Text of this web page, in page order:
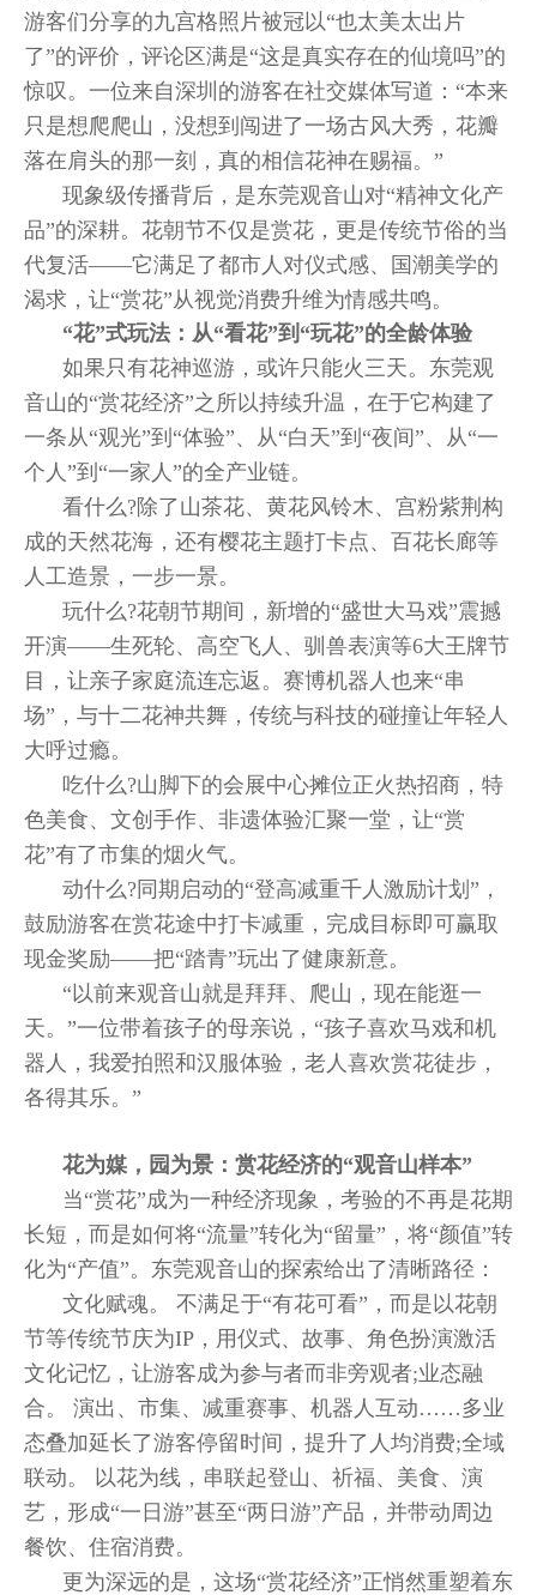
游客们分享的九宫格照片被冠以“也太美太出片
了”的评价，评论区满是“这是真实存在的仙境吗”的
惊叹。一位来自深圳的游客在社交媒体写道：“本来
只是想爬爬山，没想到闯进了一场古风大秀，花瓣
落在肩头的那一刻，真的相信花神在赐福。”
现象级传播背后，是东莞观音山对“精神文化产
品”的深耕。花朝节不仅是赏花，更是传统节俗的当
代复活——它满足了都市人对仪式感、国潮美学的
渴求，让“赏花”从视觉消费升维为情感共鸣。
“花”式玩法：从“看花”到“玩花”的全龄体验
如果只有花神巡游，或许只能火三天。东莞观
音山的“赏花经济”之所以持续升温，在于它构建了
一条从“观光”到“体验”、从“白天”到“夜间”、从“一
个人”到“一家人”的全产业链。
看什么?除了山茶花、黄花风铃木、宫粉紫荆构
成的天然花海，还有樱花主题打卡点、百花长廊等
人工造景，一步一景。
玩什么?花朝节期间，新增的“盛世大马戏”震撼
开演——生死轮、高空飞人、驯兽表演等6大王牌节
目，让亲子家庭流连忘返。赛博机器人也来“串
场”，与十二花神共舞，传统与科技的碰撞让年轻人
大呼过瘾。
吃什么?山脚下的会展中心摊位正火热招商，特
色美食、文创手作、非遗体验汇聚一堂，让“赏
花”有了市集的烟火气。
动什么?同期启动的“登高减重千人激励计划”，
鼓励游客在赏花途中打卡减重，完成目标即可赢取
现金奖励——把“踏青”玩出了健康新意。
“以前来观音山就是拜拜、爬山，现在能逛一
天。”一位带着孩子的母亲说，“孩子喜欢马戏和机
器人，我爱拍照和汉服体验，老人喜欢赏花徒步，
各得其乐。”
花为媒，园为景：赏花经济的“观音山样本”
当“赏花”成为一种经济现象，考验的不再是花期
长短，而是如何将“流量”转化为“留量”，将“颜值”转
化为“产值”。东莞观音山的探索给出了清晰路径：
文化赋魂。 不满足于“有花可看”，而是以花朝
节等传统节庆为IP，用仪式、故事、角色扮演激活
文化记忆，让游客成为参与者而非旁观者;业态融
合。 演出、市集、减重赛事、机器人互动……多业
态叠加延长了游客停留时间，提升了人均消费;全域
联动。 以花为线，串联起登山、祈福、美食、演
艺，形成“一日游”甚至“两日游”产品，并带动周边
餐饮、住宿消费。
更为深远的是，这场“赏花经济”正悄然重塑着东